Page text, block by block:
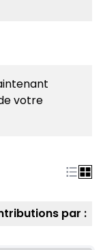
votre
par :